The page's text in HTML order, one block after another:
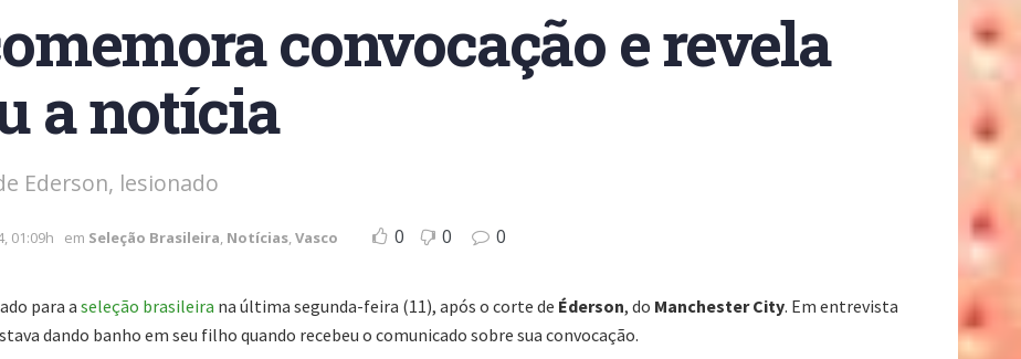
convocação e revela
a notícia
Ederson, lesionado
01:09h em Seleção Brasileira, Notícias,Vasco 0 0 0
para aseleção brasileira na última segunda-feira (11), após o corte de Éderson, do Manchester City. Em entrevista
dando banho em seu filho quando recebeu o comunicado sobre sua convocação.